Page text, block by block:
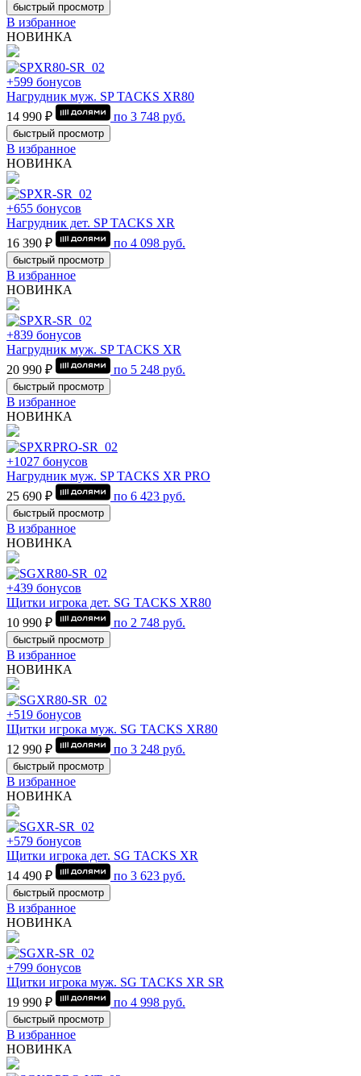
быстрый просмотр
В избранное
НОВИНКА
+599 бонусов
Нагрудник муж. SP TACKS XR80
14 990 ₽
по 3 748 руб.
быстрый просмотр
В избранное
НОВИНКА
+655 бонусов
Нагрудник дет. SP TACKS XR
16 390 ₽
по 4 098 руб.
быстрый просмотр
В избранное
НОВИНКА
+839 бонусов
Нагрудник муж. SP TACKS XR
20 990 ₽
по 5 248 руб.
быстрый просмотр
В избранное
НОВИНКА
+1027 бонусов
Нагрудник муж. SP TACKS XR PRO
25 690 ₽
по 6 423 руб.
быстрый просмотр
В избранное
НОВИНКА
+439 бонусов
Щитки игрока дет. SG TACKS XR80
10 990 ₽
по 2 748 руб.
быстрый просмотр
В избранное
НОВИНКА
+519 бонусов
Щитки игрока муж. SG TACKS XR80
12 990 ₽
по 3 248 руб.
быстрый просмотр
В избранное
НОВИНКА
+579 бонусов
Щитки игрока дет. SG TACKS XR
14 490 ₽
по 3 623 руб.
быстрый просмотр
В избранное
НОВИНКА
+799 бонусов
Щитки игрока муж. SG TACKS XR SR
19 990 ₽
по 4 998 руб.
быстрый просмотр
В избранное
НОВИНКА